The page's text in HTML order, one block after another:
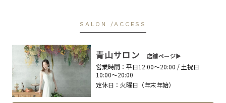
SALON /ACCESS
青山サロン 店舗ページ▶︎
営業時間： 平日12:00〜20:00 / 土祝日
10:00〜20:00
定休日： 火曜日（年末年始）